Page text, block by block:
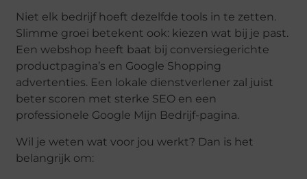
Niet elk bedrijf hoeft dezelfde tools in te zetten.
Slimme groei betekent ook: kiezen wat bij je past.
Een webshop heeft baat bij conversiegerichte
productpagina’s en Google Shopping
advertenties. Een lokale dienstverlener zal juist
beter scoren met sterke SEO en een
professionele Google Mijn Bedrijf-pagina.
Wil je weten wat voor jou werkt? Dan is het
belangrijk om: